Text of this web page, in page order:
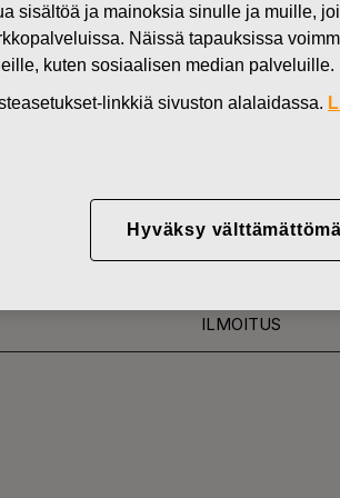
Uutiset
ILMOITUS
sisältöä ja mainoksia sinulle ja muille,
Näissä tapauksissa
kuten sosiaalisen median palveluille.
linkkiä sivuston alalaidassa.
Hyväksy